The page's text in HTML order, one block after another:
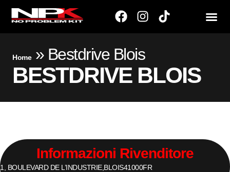
Home» Bestdrive Blois
BESTDRIVE BLOIS
Informazioni Rivenditore
1, BOULEVARD DE L’INDUSTRIE, BLOIS41000FR